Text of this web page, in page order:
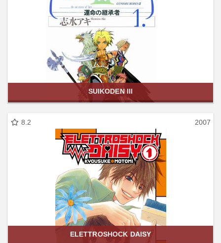
SUIKODEN III
8.2 2007
ELETTROSHOCK DAISY